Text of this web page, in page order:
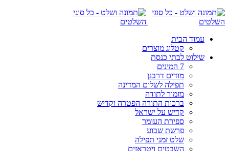
עמוד הבית
קטלוג מוצרים
שילוט לבתי כנסת
7 המינים
מודים דרבנן
תפילה לשלום המדינה
מזמור לתודה
ברכות התורה הפטרה וקדיש
קדיש על ישראל
ספירת העומר
פרשת שבוע
שלט זמני תפילה
השבטים ויטראזים